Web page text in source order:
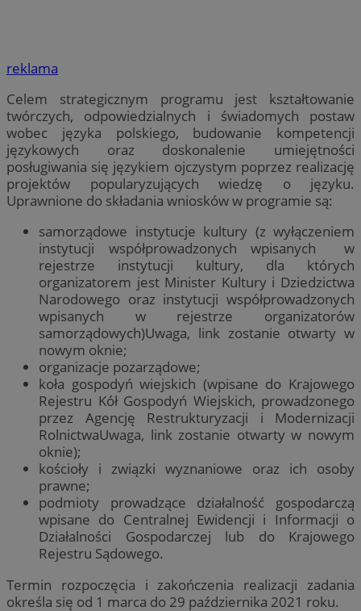
reklama
Celem strategicznym programu jest kształtowanie
twórczych, odpowiedzialnych i świadomych postaw
wobec języka polskiego, budowanie kompetencji
językowych oraz doskonalenie umiejętności
posługiwania się językiem ojczystym poprzez realizację
projektów popularyzujących wiedzę o języku.
Uprawnione do składania wniosków w programie są:
samorządowe instytucje kultury (z wyłączeniem
instytucji współprowadzonych wpisanych w
rejestrze instytucji kultury, dla których
organizatorem jest Minister Kultury i Dziedzictwa
Narodowego oraz instytucji współprowadzonych
wpisanych w rejestrze organizatorów
samorządowych)Uwaga, link zostanie otwarty w
nowym oknie;
organizacje pozarządowe;
koła gospodyń wiejskich (wpisane do Krajowego
Rejestru Kół Gospodyń Wiejskich, prowadzonego
przez Agencję Restrukturyzacji i Modernizacji
RolnictwaUwaga, link zostanie otwarty w nowym
oknie);
kościoły i związki wyznaniowe oraz ich osoby
prawne;
podmioty prowadzące działalność gospodarczą
wpisane do Centralnej Ewidencji i Informacji o
Działalności Gospodarczej lub do Krajowego
Rejestru Sądowego.
Termin rozpoczęcia i zakończenia realizacji zadania
określa się od 1 marca do 29 października 2021 roku.